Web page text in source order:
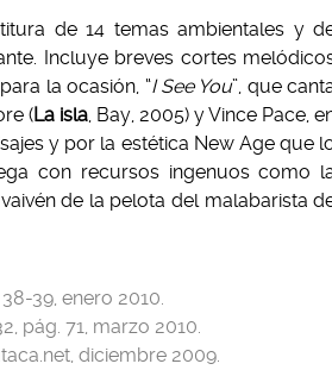
de 14 temas ambientales y
Incluye breves cortes
la ocasión, “I See You”, que
(La isla, Bay, 2005) y Vince Pace,
y por la estética New Age que
con recursos ingenuos como
de la pelota del malabarista
39, enero 2010.
pág. 71, marzo 2010.
diciembre 2009.